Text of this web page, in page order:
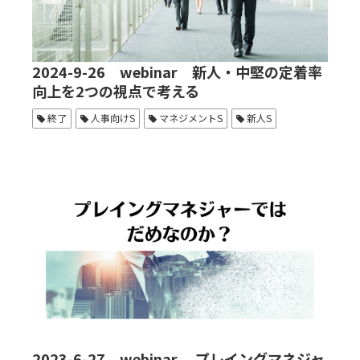
2024-9-26 webinar 新人・中堅の定着率
向上を2つの視点で考える
終了 人事向けS マネジメントS 新人S